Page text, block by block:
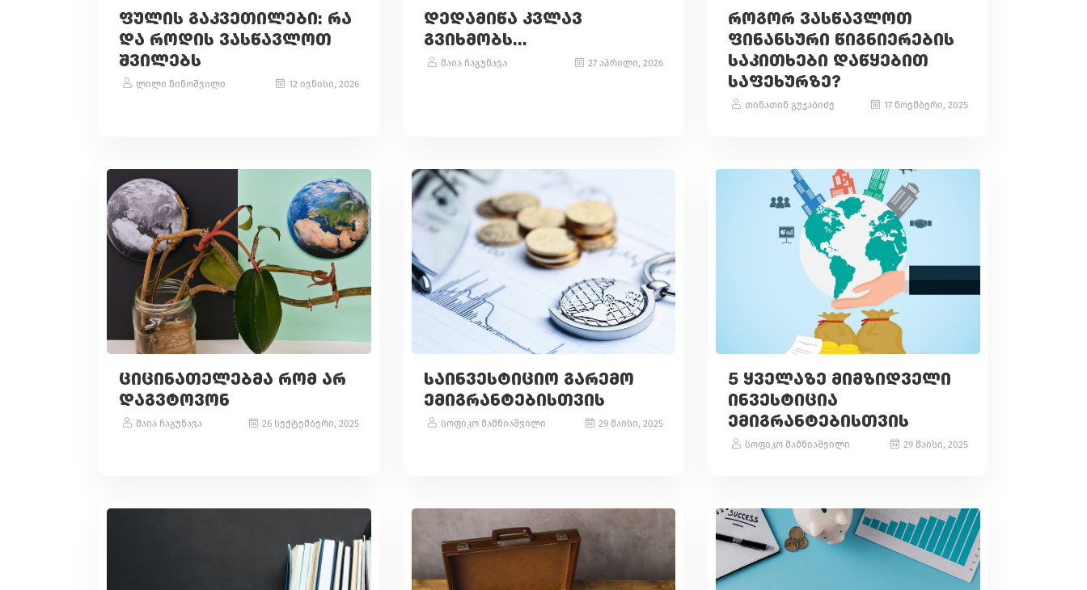
ᲤᲣᲚᲘᲡ ᲒᲐᲙᲕᲔᲗᲘᲚᲔᲑᲘ: ᲠᲐ
ᲓᲐ ᲠᲝᲓᲘᲡ ᲕᲐᲡᲬᲐᲕᲚᲝᲗ
ᲨᲕᲘᲚᲔᲑᲡ
ლილი ნინოშვილი 12 ივნისი, 2026
ᲓᲔᲓᲐᲛᲘᲬᲐ ᲙᲕᲚᲐᲕ
ᲒᲕᲘᲮᲛᲝᲑᲡ...
მაია ჩაგუნავა 27 აპრილი, 2026
ᲠᲝᲒᲝᲠ ᲕᲐᲡᲬᲐᲕᲚᲝᲗ
ᲤᲘᲜᲐᲜᲡᲣᲠᲘ ᲬᲘᲒᲜᲘᲔᲠᲔᲑᲘᲡ
ᲡᲐᲙᲘᲗᲮᲔᲑᲘ ᲓᲐᲬᲧᲔᲑᲘᲗ
ᲡᲐᲤᲔᲮᲣᲠᲖᲔ?
თინათინ გუჯაბიძე 17 ნოემბერი, 2025
ᲪᲘᲪᲘᲜᲐᲗᲔᲚᲔᲑᲛᲐ ᲠᲝᲛ ᲐᲠ
ᲓᲐᲒᲕᲢᲝᲕᲝᲜ
მაია ჩაგუნავა 26 სექტემბერი, 2025
ᲡᲐᲘᲜᲕᲔᲡᲢᲘᲪᲘᲝ ᲒᲐᲠᲔᲛᲝ
ᲔᲛᲘᲒᲠᲐᲜᲢᲔᲑᲘᲡᲗᲕᲘᲡ
სოფიკო მამნიაშვილი 29 მაისი, 2025
5 ᲧᲕᲔᲚᲐᲖᲔ ᲛᲘᲛᲖᲘᲓᲕᲔᲚᲘ
ᲘᲜᲕᲔᲡᲢᲘᲪᲘᲐ
ᲔᲛᲘᲒᲠᲐᲜᲢᲔᲑᲘᲡᲗᲕᲘᲡ
სოფიკო მამნიაშვილი 29 მაისი, 2025